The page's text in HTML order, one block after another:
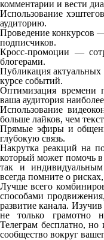
комментарии и вести
Использование
аудиторию.
Проведение конкурсов
подписчиков.
Кросс-промоции —
блогерами.
Публикация
курсе событий.
Оптимизация времени
ваша аудитория
Использование
больше лайков, чем
Прямые эфиры и
глубокую связь.
Накрутка реакций на
который может помочь
так и
всегда помните о
Лучше всего
способами
развитие канала.
не только грамотно
Телеграм бесплатно, но
сообщество вокруг